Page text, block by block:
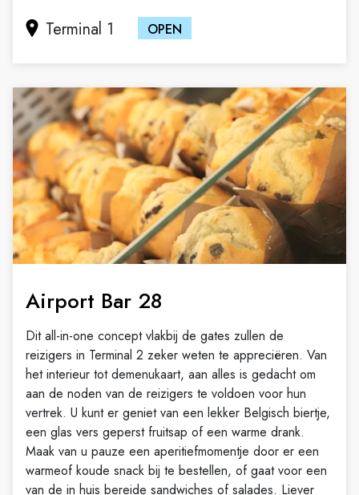
Terminal 1 OPEN
Airport Bar 28
Dit all-in-one concept vlakbij de gates zullen de
reizigers in Terminal 2 zeker weten te appreciëren. Van
het interieur tot demenukaart, aan alles is gedacht om
aan de noden van de reizigers te voldoen voor hun
vertrek. U kunt er geniet van een lekker Belgisch biertje,
een glas vers geperst fruitsap of een warme drank.
Maak van u pauze een aperitiefmomentje door er een
warmeof koude snack bij te bestellen, of gaat voor een
van de in huis bereide sandwiches of salades. Liever